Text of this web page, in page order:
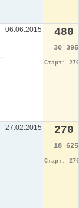
06.06.2015 480
30
Старт:
27.02.2015 270
18
Старт: